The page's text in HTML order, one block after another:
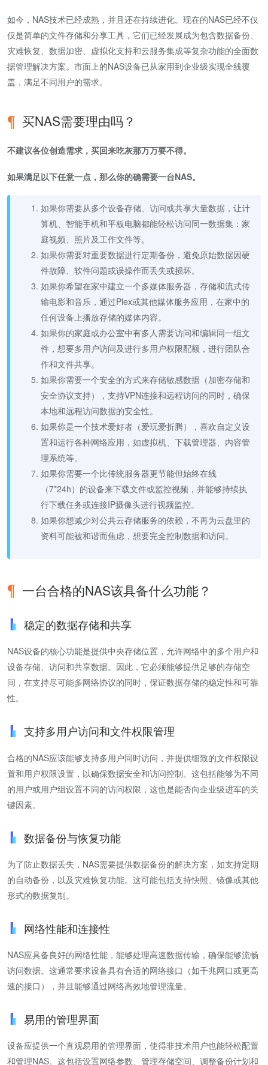
如今，NAS技术已经成熟，并且还在持续进化。现在的NAS已经不仅
仅是简单的文件存储和分享工具，它们已经发展成为包含数据备份、
灾难恢复、数据加密、虚拟化支持和云服务集成等复杂功能的全面数
据管理解决方案。市面上的NAS设备已从家用到企业级实现全线覆
盖，满足不同用户的需求。
买NAS需要理由吗？
不建议各位创造需求，买回来吃灰那万万要不得。
如果满足以下任意一点，那么你的确需要一台NAS。
如果你需要从多个设备存储、访问或共享大量数据，让计
算机、智能手机和平板电脑都能轻松访问同一数据集：家
庭视频、照片及工作文件等。
如果你需要对重要数据进行定期备份，避免原始数据因硬
件故障、软件问题或误操作而丢失或损坏。
如果你希望在家中建立一个多媒体服务器，存储和流式传
输电影和音乐，通过Plex或其他媒体服务应用，在家中的
任何设备上播放存储的媒体内容。
如果你的家庭或办公室中有多人需要访问和编辑同一组文
件，想要多用户访问及进行多用户权限配额，进行团队合
作和文件共享。
如果你需要一个安全的方式来存储敏感数据（加密存储和
安全协议支持），支持VPN连接和远程访问的同时，确保
本地和远程访问数据的安全性。
如果你是一个技术爱好者（爱玩爱折腾），喜欢自定义设
置和运行各种网络应用，如虚拟机、下载管理器、内容管
理系统等。
如果你需要一个比传统服务器更节能但始终在线
（7*24h）的设备来下载文件或监控视频，并能够持续执
行下载任务或连接IP摄像头进行视频监控。
如果你想减少对公共云存储服务的依赖，不再为云盘里的
资料可能被和谐而焦虑，想要完全控制数据和访问。
一台合格的NAS该具备什么功能？
稳定的数据存储和共享
NAS设备的核心功能是提供中央存储位置，允许网络中的多个用户和
设备存储、访问和共享数据。因此，它必须能够提供足够的存储空
间，在支持尽可能多网络协议的同时，保证数据存储的稳定性和可靠
性。
支持多用户访问和文件权限管理
合格的NAS应该能够支持多用户同时访问，并提供细致的文件权限设
置和用户权限设置，以确保数据安全和访问控制。这包括能够为不同
的用户或用户组设置不同的访问权限，这也是能否向企业级进军的关
键因素。
数据备份与恢复功能
为了防止数据丢失，NAS需要提供数据备份的解决方案，如支持定期
的自动备份，以及灾难恢复功能。这可能包括支持快照、镜像或其他
形式的数据复制。
网络性能和连接性
NAS应具备良好的网络性能，能够处理高速数据传输，确保能够流畅
访问数据。这通常要求设备具有合适的网络接口（如千兆网口或更高
速的接口），并且能够通过网络高效地管理流量。
易用的管理界面
设备应提供一个直观易用的管理界面，使得非技术用户也能轻松配置
和管理NAS。这包括设置网络参数、管理存储空间、调整备份计划和